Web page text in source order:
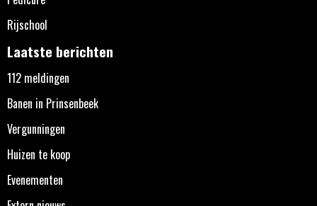
Rijschool
Laatste berichten
112 meldingen
Banen in Prinsenbeek
Vergunningen
Huizen te koop
Evenementen